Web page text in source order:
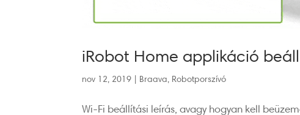
iRobot Home applikáció
nov 12, 2019 | Braava Robotporszívó
Wi-Fi beállítási leírás, avagy hogyan kell